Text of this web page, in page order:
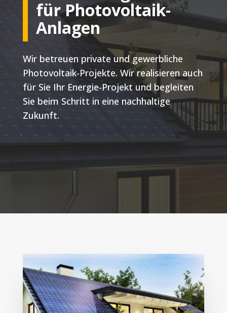
für Photovoltaik-
Anlagen
Wir betreuen private und gewerbliche
Photovoltaik-Projekte. Wir realisieren auch
für Sie Ihr Energie-Projekt und begleiten
Sie beim Schritt in eine nachhaltige
Zukunft.